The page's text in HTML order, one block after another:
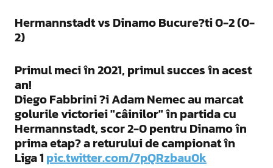
Hermannstadt vs Dinamo Bucure?ti 0-2 (0-
2)
Primul meci în 2021, primul succes în acest
an!
Diego Fabbrini ?i Adam Nemec au marcat
golurile victoriei "câinilor" în partida cu
Hermannstadt, scor 2-0 pentru Dinamo în
prima etap? a returului de campionat în
Liga 1 pic.twitter.com/7pQRzbau0k